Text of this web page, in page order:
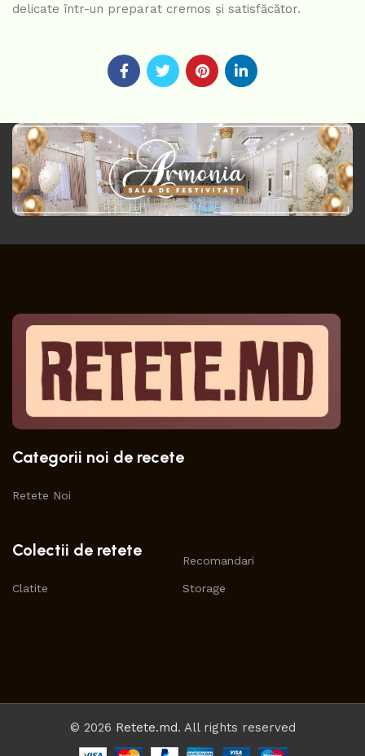
delicate într-un preparat cremos și satisfăcător.
Categorii noi de recete
Retete Noi
Colectii de retete
Clatite
Recomandari
Storage
© 2026 Retete.md. All rights reserved